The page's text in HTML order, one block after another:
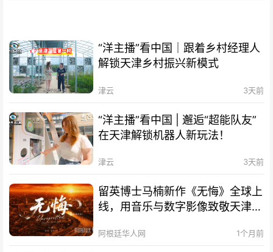
“洋主播”看中国｜跟着乡村经理人
解锁天津乡村振兴新模式
津云 3天前
“洋主播”看中国 | 邂逅“超能队友”
在天津解锁机器人新玩法！
津云 3天前
留英博士马楠新作《无悔》全球上
线，用音乐与数字影像致敬天津海
阿根廷华人网 1个月前